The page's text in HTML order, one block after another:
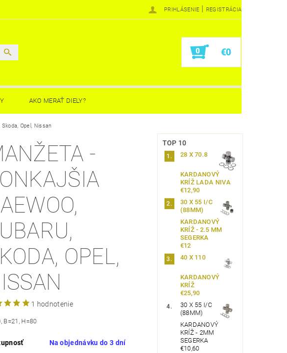
PRIHLÁSENIE | REGISTRÁCIA
0 €0
AKO MERAŤ DIELY?
Opel, Nissan
-
OPEL,
1 hodnotenie
B=21, H=80
Na objednávku do 3 dní
TOP 10
28 X 70.8
KARDANOVÝ
KRÍŽ LADA NIVA
€12,90
30 X 55 I/C
(88MM)
KARDANOVÝ
KRÍŽ - 2.5 MM
SEGERKA
€12
40 X 110
KARDANOVÝ
KRÍŽ
€25,90
30 X 55 I/C
(88MM)
KARDANOVÝ
KRÍŽ - 2MM
SEGERKA
€10,60